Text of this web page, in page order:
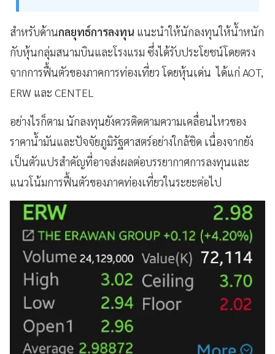
สำหรับด้านกลยุทธ์การลงทุน แนะนำให้นักลงทุนให้น้ำหนัก
กับหุ้นกลุ่มสนามบินและโรงแรม ซึ่งได้รับประโยชน์โดยตรง
จากการฟื้นตัวของภาคการท่องเที่ยว โดยหุ้นเด่น ได้แก่ AOT,
ERW และ CENTEL
อย่างไรก็ตาม นักลงทุนยังควรติดตามความเคลื่อนไหวของ
ราคาน้ำมันและปัจจัยภูมิรัฐศาสตร์อย่างใกล้ชิด เนื่องจากยัง
เป็นตัวแปรสำคัญที่อาจส่งผลต่อบรรยากาศการลงทุนและ
แนวโน้มการฟื้นตัวของภาคท่องเที่ยวในระยะต่อไป